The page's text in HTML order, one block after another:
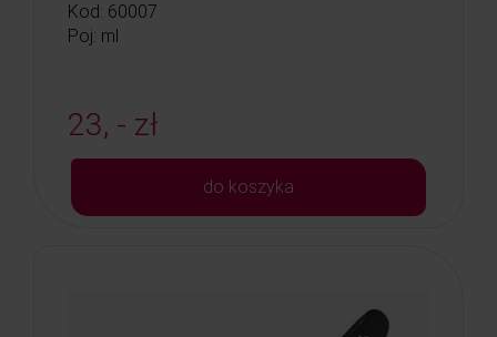
Kod: 60007
Poj: ml
23, - zł
do koszyka